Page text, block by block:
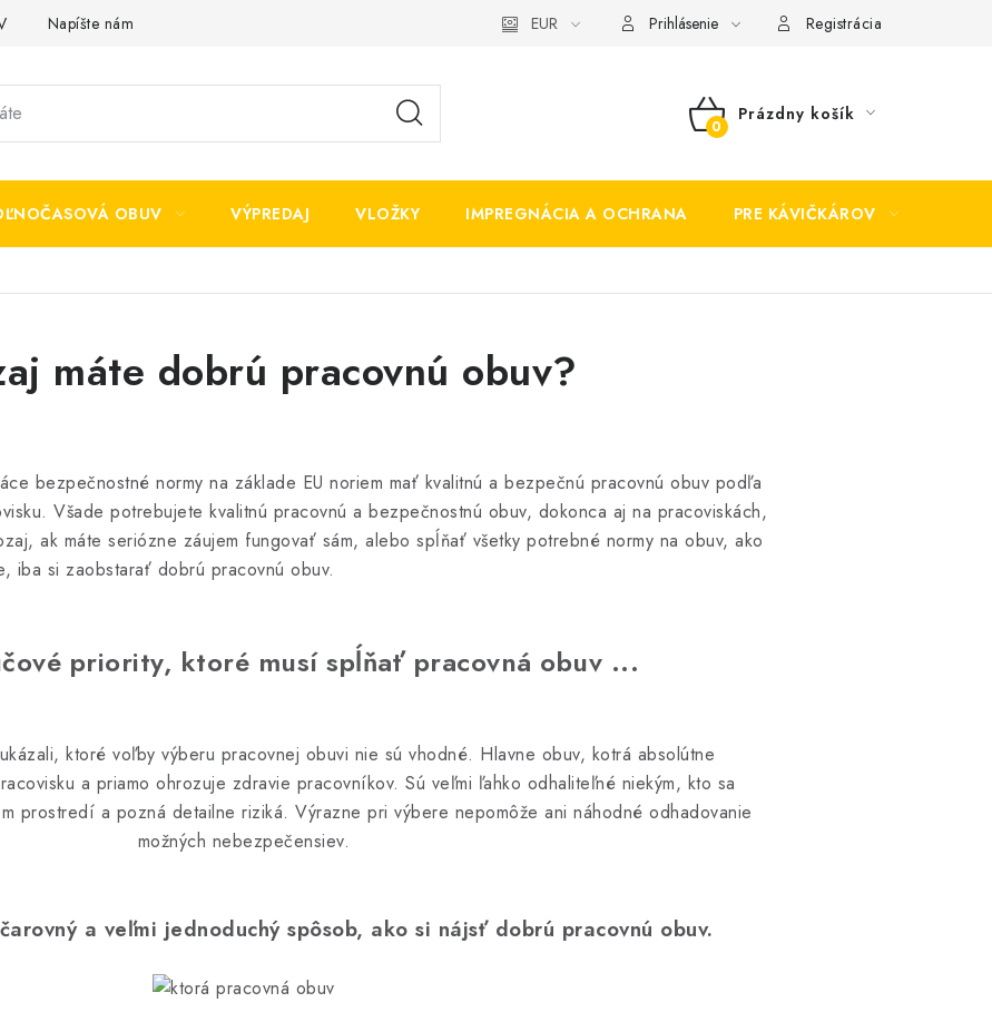
Napíšte nám EUR Prihlásenie Registrácia
NÁKUPNÝ
Prázdny košík
OBUV VÝPREDAJ VLOŽKY IMPREGNÁCIA A OCHRANA PRE KÁVIČKÁROV
máte dobrú pracovnú obuv?
bezpečnostné normy na základe EU noriem mať kvalitnú a bezpečnú pracovnú obuv podľa
Všade potrebujete kvalitnú pracovnú a bezpečnostnú obuv, dokonca aj na pracoviskách,
ak máte seriózne záujem fungovať sám, alebo spĺňať všetky potrebné normy na obuv, ako
iba si zaobstarať dobrú pracovnú obuv.
priority, ktoré musí spĺňať pracovná obuv ...
ktoré voľby výberu pracovnej obuvi nie sú vhodné. Hlavne obuv, kotrá absolútne
a priamo ohrozuje zdravie pracovníkov. Sú veľmi ľahko odhaliteľné niekým, kto sa
prostredí a pozná detailne riziká. Výrazne pri výbere nepomôže ani náhodné odhadovanie
možných nebezpečensiev.
a veľmi jednoduchý spôsob, ako si nájsť dobrú pracovnú obuv.